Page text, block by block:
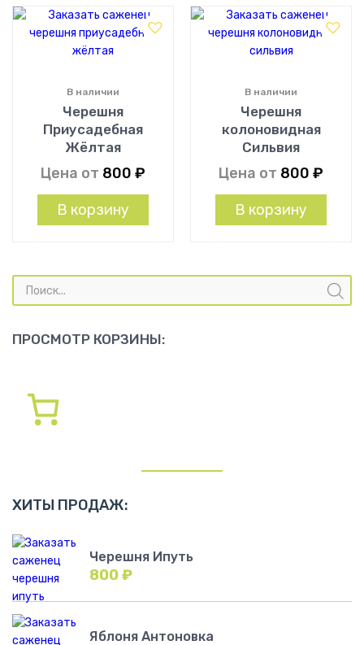
Черешня
Приусадебная
Жёлтая
В наличии
Цена от 800 ₽
В корзину
Черешня
колоновидная
Сильвия
В наличии
Цена от 800 ₽
В корзину
Поиск
товаров
ПРОСМОТР КОРЗИНЫ:
ХИТЫ ПРОДАЖ:
Черешня Ипуть
800₽
Яблоня Антоновка